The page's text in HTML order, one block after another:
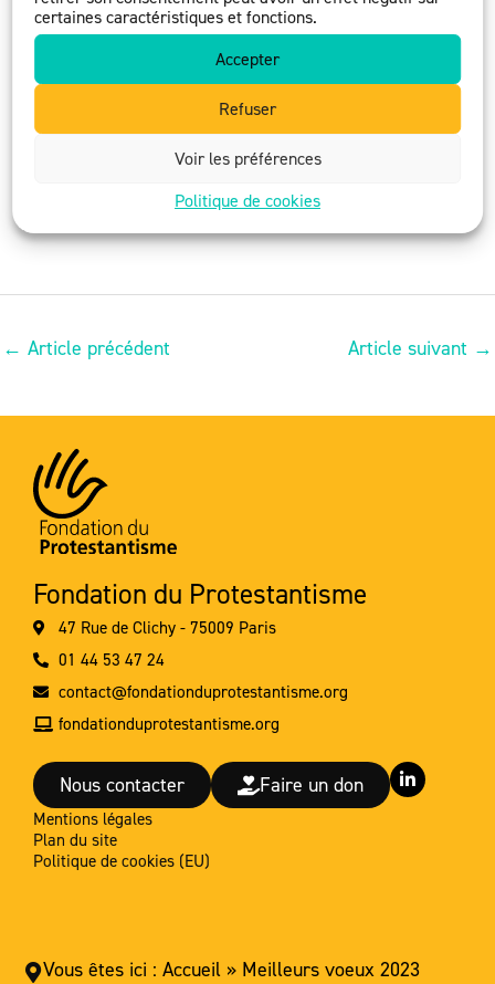
certaines caractéristiques et fonctions.
Accepter
Refuser
Voir les préférences
Politique de cookies
Antoine Durrleman, président,
Elsa Bouneau, directrice
Et l’ensemble des bénévoles et salariés de la
← Article précédent Article suivant →
Fondation du Protestantisme
47 Rue de Clichy - 75009 Paris
01 44 53 47 24
contact@fondationduprotestantisme.org
fondationduprotestantisme.org
Nous contacter Faire un don
L
i
Mentions légales
Plan du site
Politique de cookies (EU)
Vous êtes ici : Accueil » Meilleurs voeux 2023